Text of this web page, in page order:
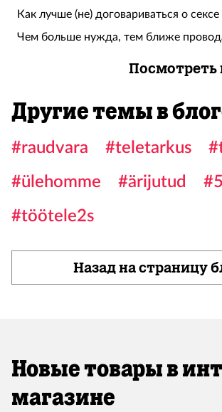
Как лучше (не) договариваться о сексе
Чем больше нужда, тем ближе
Посмотреть
Другие темы в
#raudvara #teletarkus
#ülehomme
#ärijutud
#töötele2s
Назад на страницу
Новые товары в
магазине